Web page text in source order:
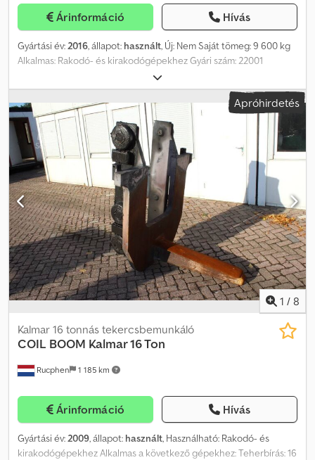
Árinformáció Hívás
Gyártási év:2016, állapot: használt, Új: Nem Saját tömeg: 9 600 kg
Alkalmas: Rakodó- és kirakodógépekhez Gyári szám: 22001
Dcjdpfxex Dg Ims Ahmek Alkalmas a következő gépekhez:
reachstacker terítő fej túlmagasító lábakkal További
információért kérjük, lépjen kapcsolatba J.A.J. Jansennel.Apróhirdetés
1 / 8
Rucphen 1 185 km
Kalmar 16 tonnás tekercsbemunkáló
COIL BOOM Kalmar 16 Ton
Árinformáció Hívás
Gyártási év:2009, állapot: használt, Használható: Rakodó- és
kirakodógépekhez Alkalmas a következő gépekhez: Teherbírás: 16